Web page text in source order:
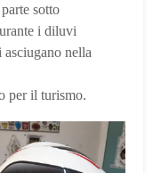
sotto
i diluvi
nella
per il turismo.